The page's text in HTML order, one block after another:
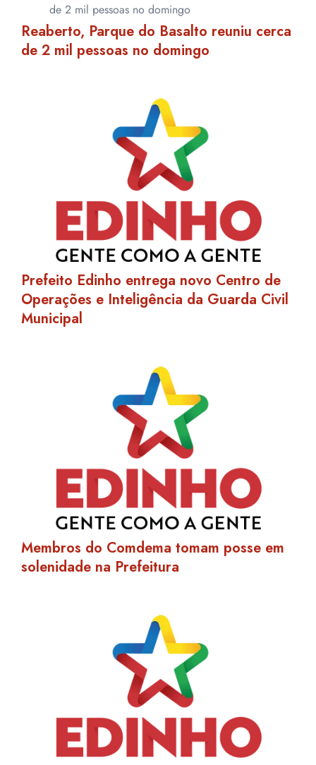
Reaberto, Parque do Basalto reuniu cerca
de 2 mil pessoas no domingo
Prefeito Edinho entrega novo Centro de
Operações e Inteligência da Guarda Civil
Municipal
Membros do Comdema tomam posse em
solenidade na Prefeitura